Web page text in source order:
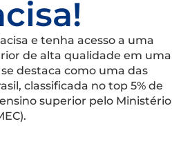
e tenha acesso a uma
de alta qualidade em uma
destaca como uma das
classificada no top 5% de
superior pelo Ministério